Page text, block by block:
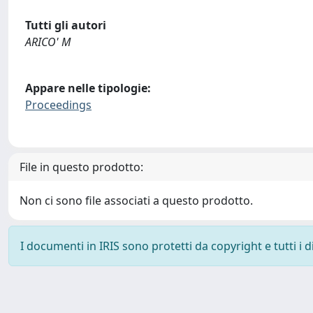
Tutti gli autori
ARICO' M
Appare nelle tipologie:
Proceedings
File in questo prodotto:
Non ci sono file associati a questo prodotto.
I documenti in IRIS sono protetti da copyright e tutti i